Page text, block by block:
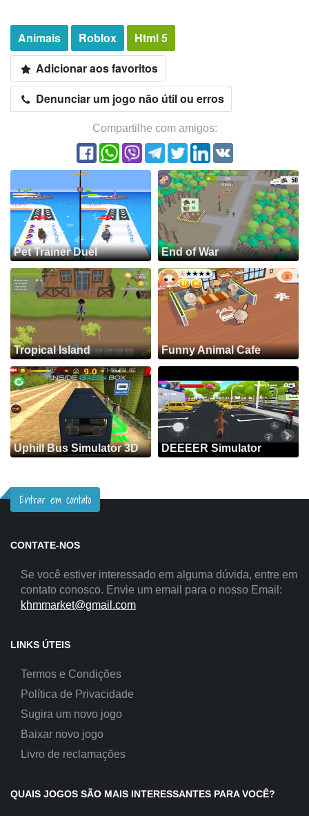
Animais Roblox
Html 5
Adicionar aos favoritos
Denunciar um jogo não útil ou erros
Compartilhe com amigos:
Pet Trainer Duel End of War
Tropical Island Funny Animal Cafe
Uphill Bus Simulator 3D DEEEER Simulator
Entrar em contato
CONTATE-NOS
Se você estiver interessado em alguma dúvida, entre em
contato conosco. Envie um email para o nosso Email:
khmmarket@gmail.com
LINKS ÚTEIS
Termos e Condições
Política de Privacidade
Sugira um novo jogo
Baixar novo jogo
Livro de reclamações
QUAIS JOGOS SÃO MAIS INTERESSANTES PARA VOCÊ?